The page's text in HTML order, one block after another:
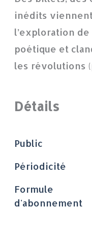
inédits
l’exploration
poétique et
les révolutions
Détails
Public
Périodicité
Formule
d'abonnement